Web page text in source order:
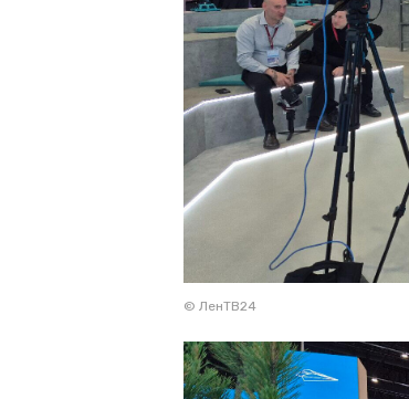
© ЛенТВ24